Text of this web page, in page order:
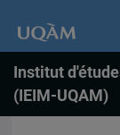
Institut
(IEIM-UQAM)